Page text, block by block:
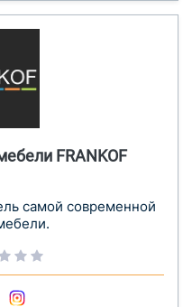
FRANKOF
самой современной